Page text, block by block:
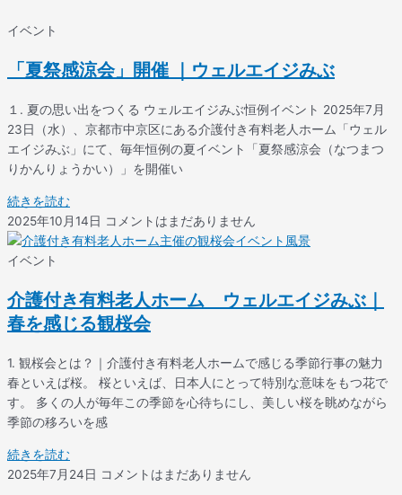
イベント
「夏祭感涼会」開催 ｜ウェルエイジみぶ
１. 夏の思い出をつくる ウェルエイジみぶ恒例イベント 2025年7月
23日（水）、京都市中京区にある介護付き有料老人ホーム「ウェル
エイジみぶ」にて、毎年恒例の夏イベント「夏祭感涼会（なつまつ
りかんりょうかい）」を開催い
続きを読む
2025年10月14日 コメントはまだありません
イベント
介護付き有料老人ホーム ウェルエイジみぶ｜
春を感じる観桜会
1. 観桜会とは？｜介護付き有料老人ホームで感じる季節行事の魅力
春といえば桜。 桜といえば、日本人にとって特別な意味をもつ花で
す。 多くの人が毎年この季節を心待ちにし、美しい桜を眺めながら
季節の移ろいを感
続きを読む
2025年7月24日 コメントはまだありません